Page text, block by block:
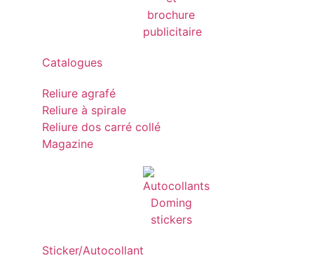
Catalogues
Reliure agrafé
Reliure à spirale
Reliure dos carré collé
Magazine
Sticker/Autocollant